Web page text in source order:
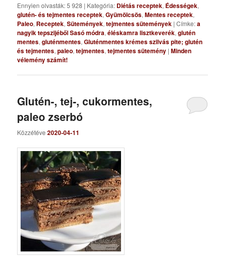
Ennyien olvasták: 5 928 | Kategória: Diétás receptek, Édességek,
glutén- és tejmentes receptek,Gyümölcsös,Mentes receptek,
Paleo, Receptek,Sütemények,tejmentes sütemények |Címke:a
nagyik tepszijéből Sasó módra,éléskamra lisztkeverék,glutén
mentes,gluténmentes,Gluténmentes krémes szilvás pite; glutén
és tejmentes,paleo,tejmentes,tejmentes sütemény |Minden
vélemény számít!
Glutén-, tej-, cukormentes,
paleo zserbó
Közzétéve2020-04-11